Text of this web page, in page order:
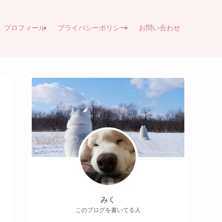
プロフィール プライバシーポリシー お問い合わせ
みく
このブログを書いてる人